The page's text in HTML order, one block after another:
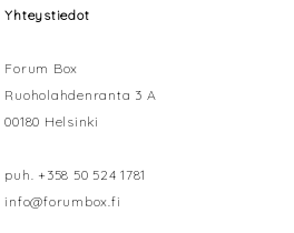
Yhteystiedot
Forum Box
Ruoholahdenranta 3 A
00180 Helsinki
puh. +358 50 524 1781
info@forumbox.fi